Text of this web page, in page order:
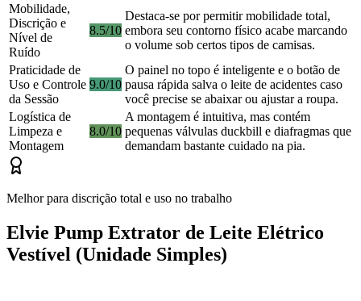
Mobilidade,
Discrição e
Nível de
Ruído
8.5/10
Destaca-se por permitir mobilidade total,
embora seu contorno físico acabe marcando
o volume sob certos tipos de camisas.
Praticidade de
Uso e Controle
da Sessão
9.0/10
O painel no topo é inteligente e o botão de
pausa rápida salva o leite de acidentes caso
você precise se abaixar ou ajustar a roupa.
Logística de
Limpeza e
Montagem
8.0/10
A montagem é intuitiva, mas contém
pequenas válvulas duckbill e diafragmas que
demandam bastante cuidado na pia.
Melhor para discrição total e uso no trabalho
Elvie Pump Extrator de Leite Elétrico
Vestível (Unidade Simples)